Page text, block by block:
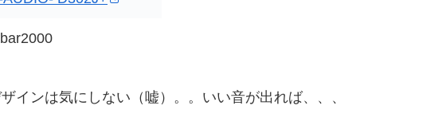
ンは気にしない（嘘）。。いい音が出れば、、、